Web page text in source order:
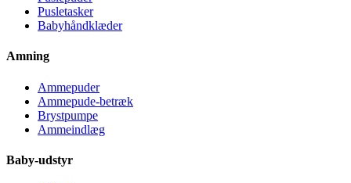
Pusletasker
Babyhåndklæder
Amning
Ammepuder
Ammepude-betræk
Brystpumpe
Ammeindlæg
Baby-udstyr